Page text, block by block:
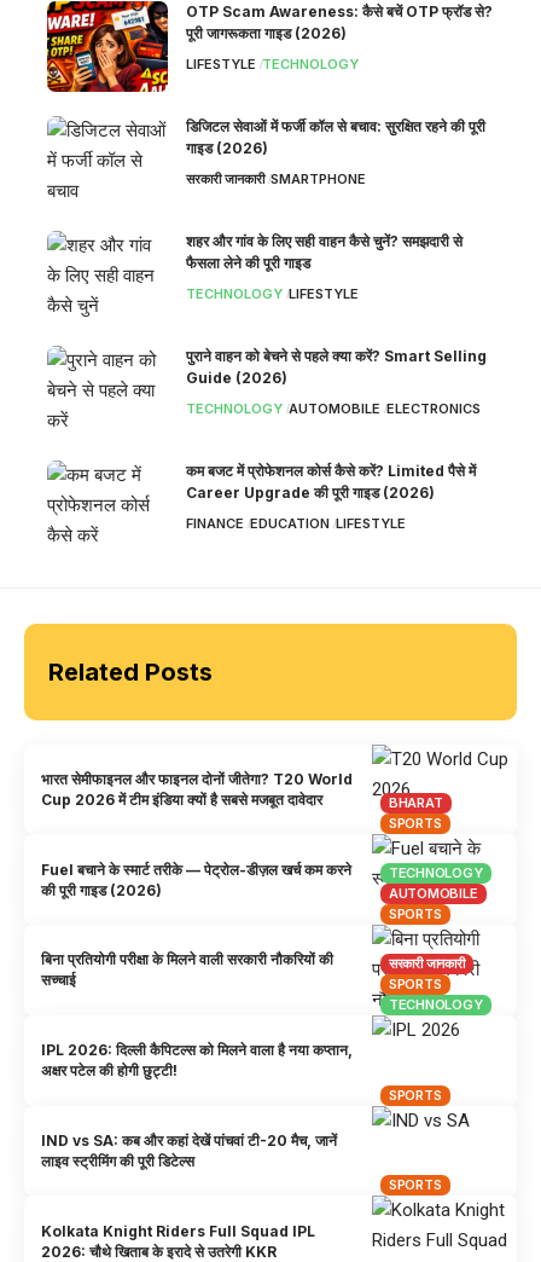
OTP Scam Awareness: कैसे बचें OTP फ्रॉड से?
पूरी जागरूकता गाइड (2026)
LIFESTYLE TECHNOLOGY
डिजिटल सेवाओं में फर्जी कॉल से बचाव: सुरक्षित रहने की पूरी
गाइड (2026)
सरकारी जानकारी SMARTPHONE
शहर और गांव के लिए सही वाहन कैसे चुनें? समझदारी से
फैसला लेने की पूरी गाइड
TECHNOLOGY LIFESTYLE
पुराने वाहन को बेचने से पहले क्या करें? Smart Selling
Guide (2026)
TECHNOLOGY AUTOMOBILE ELECTRONICS
कम बजट में प्रोफेशनल कोर्स कैसे करें? Limited पैसे में
Career Upgrade की पूरी गाइड (2026)
FINANCE EDUCATION LIFESTYLE
Related Posts
BHARAT
SPORTS
भारत सेमीफाइनल और फाइनल दोनों जीतेगा? T20 World
Cup 2026 में टीम इंडिया क्यों है सबसे मजबूत दावेदार
TECHNOLOGY
AUTOMOBILE
SPORTS
Fuel बचाने के स्मार्ट तरीके — पेट्रोल-डीज़ल खर्च कम करने
की पूरी गाइड (2026)
सरकारी जानकारी
SPORTS
TECHNOLOGY
बिना प्रतियोगी परीक्षा के मिलने वाली सरकारी नौकरियों की
सच्चाई
SPORTS
IPL 2026: दिल्ली कैपिटल्स को मिलने वाला है नया कप्तान,
अक्षर पटेल की होगी छुट्टी!
SPORTS
IND vs SA: कब और कहां देखें पांचवां टी-20 मैच, जानें
लाइव स्ट्रीमिंग की पूरी डिटेल्स
Kolkata Knight Riders Full Squad IPL
2026: चौथे खिताब के इरादे से उतरेगी KKR